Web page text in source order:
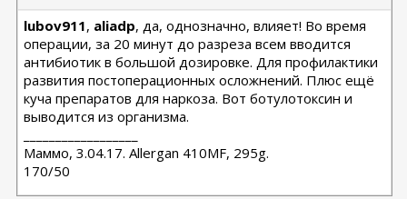
lubov911, aliadp, да, однозначно, влияет! Во время
операции, за 20 минут до разреза всем вводится
антибиотик в большой дозировке. Для профилактики
развития постоперационных осложнений. Плюс ещё
куча препаратов для наркоза. Вот ботулотоксин и
выводится из организма.
Маммо, 3.04.17. Allergan 410MF, 295g.
170/50